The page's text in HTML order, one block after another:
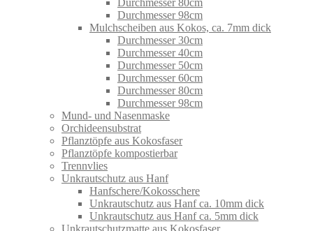
Durchmesser 98cm
Mulchscheiben aus Kokos, ca. 7mm dick
Durchmesser 30cm
Durchmesser 40cm
Durchmesser 50cm
Durchmesser 60cm
Durchmesser 80cm
Durchmesser 98cm
Mund- und Nasenmaske
Orchideensubstrat
Pflanztöpfe aus Kokosfaser
Pflanztöpfe kompostierbar
Trennvlies
Unkrautschutz aus Hanf
Hanfschere/Kokosschere
Unkrautschutz aus Hanf ca. 10mm dick
Unkrautschutz aus Hanf ca. 5mm dick
Unkrautschutzmatte aus Kokosfaser